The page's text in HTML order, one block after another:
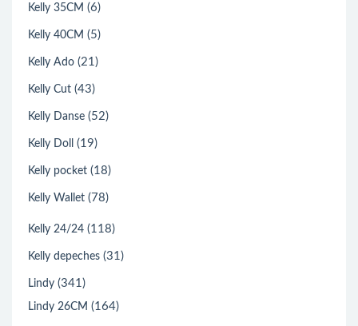
Kelly 35CM (6)
Kelly 40CM (5)
Kelly Ado (21)
Kelly Cut (43)
Kelly Danse (52)
Kelly Doll (19)
Kelly pocket (18)
Kelly Wallet (78)
Kelly 24/24 (118)
Kelly depeches (31)
Lindy (341)
Lindy 26CM (164)